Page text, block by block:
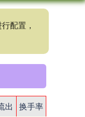
配置，
出
换手率